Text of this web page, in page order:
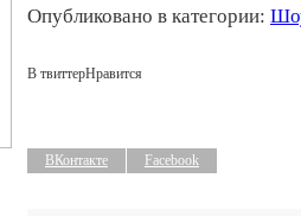
Опубликовано в категории:
В твиттерНравится
ВКонтакте Facebook